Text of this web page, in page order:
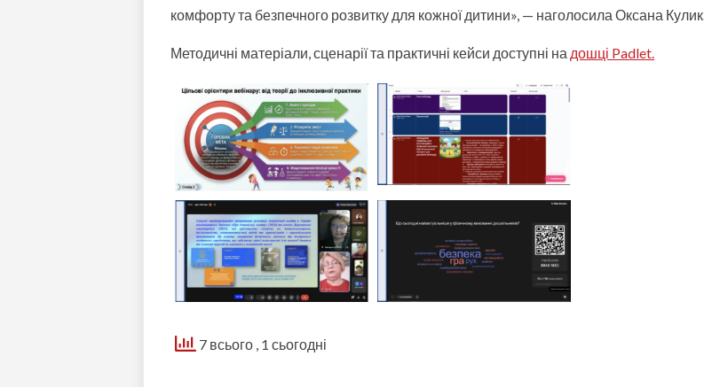
комфорту та безпечного розвитку для кожної дитини», — наголосила Оксана Кулик.
Методичні матеріали, сценарії та практичні кейси доступні на дошці Padlet.
7 всього , 1 сьогодні